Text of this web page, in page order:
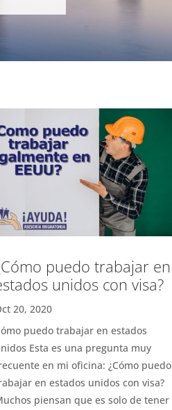
puedo trabajar en
unidos con visa?
20, 2020
puedo trabajar en estados
Esta es una pregunta muy
en mi oficina: ¿Cómo puedo
en estados unidos con visa?
piensan que es solo de tener